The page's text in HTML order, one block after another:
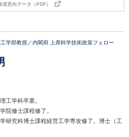
奨意向データ（PDF）
学部教授／内閣府 上席科学技術政策フェロー
工学科卒業。
院修士課程修了。
研究科博士課程経営工学専攻修了。博士（工